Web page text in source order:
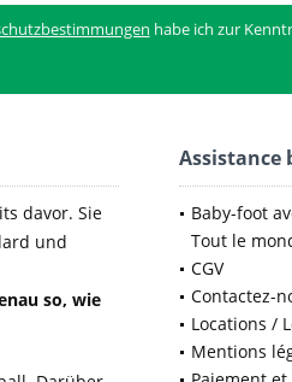
habe ich zur
davor. Sie
und
so, wie
Assistance
Baby-foot
Tout le
CGV
Contactez-
Locations /
Mentions